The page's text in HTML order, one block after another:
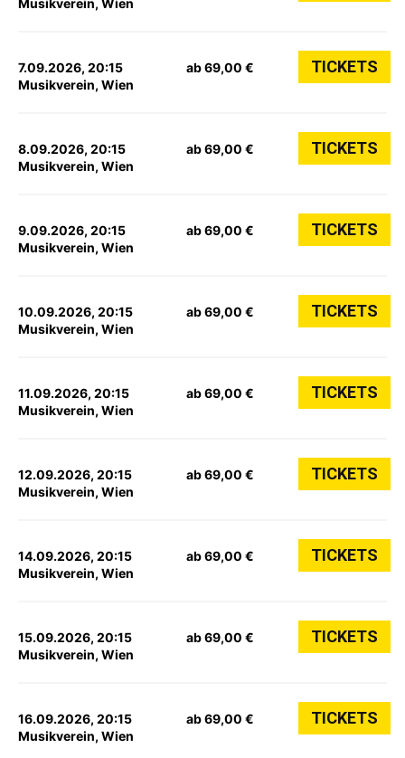
Musikverein, Wien
7.09.2026, 20:15
Musikverein, Wien
ab 69,00 € TICKETS
8.09.2026, 20:15
Musikverein, Wien
ab 69,00 € TICKETS
9.09.2026, 20:15
Musikverein, Wien
ab 69,00 € TICKETS
10.09.2026, 20:15
Musikverein, Wien
ab 69,00 € TICKETS
11.09.2026, 20:15
Musikverein, Wien
ab 69,00 € TICKETS
12.09.2026, 20:15
Musikverein, Wien
ab 69,00 € TICKETS
14.09.2026, 20:15
Musikverein, Wien
ab 69,00 € TICKETS
15.09.2026, 20:15
Musikverein, Wien
ab 69,00 € TICKETS
16.09.2026, 20:15
Musikverein, Wien
ab 69,00 € TICKETS